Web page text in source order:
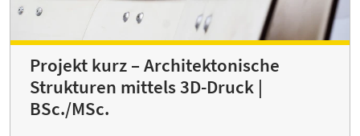
Projekt kurz – Architektonische
Strukturen mittels 3D-Druck |
BSc./MSc.